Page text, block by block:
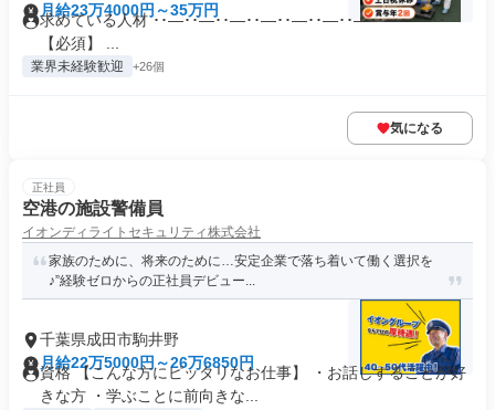
月給23万4000円～35万円
求めている人材 ･･―･･―･･―･･―･･―･･―･･―･･―･･―･･
【必須】 ...
業界未経験歓迎 +26個
気になる
正社員
空港の施設警備員
イオンディライトセキュリティ株式会社
家族のために、将来のために…安定企業で落ち着いて働く選択を
♪”経験ゼロからの正社員デビュー...
千葉県成田市駒井野
月給22万5000円～26万6850円
資格 【こんな方にピッタリなお仕事】 ・お話しすることが好
きな方 ・学ぶことに前向きな...